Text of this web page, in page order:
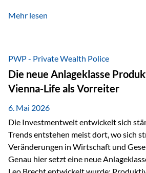
Höchstleistungen für einen guten
Mäder gesammelt werden konnten. Die
Strecke mit rund 4,8 Kilometern und
stellte die Teilnehmerinnen und
sportliche Herausforderung. Doch…
Mehr lesen
PWP - Private Wealth Police
Die neue Anlageklasse
Vienna-Life als Vorreiter
6. Mai 2026
Die Investmentwelt entwickelt sich
Trends entstehen meist dort, wo sich
Veränderungen in Wirtschaft und
Genau hier setzt eine neue